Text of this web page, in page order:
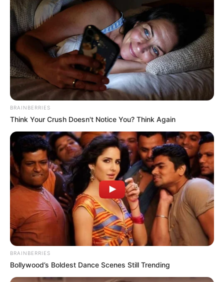
BRAINBERRIES
Think Your Crush Doesn't Notice You? Think Again
BRAINBERRIES
Bollywood’s Boldest Dance Scenes Still Trending